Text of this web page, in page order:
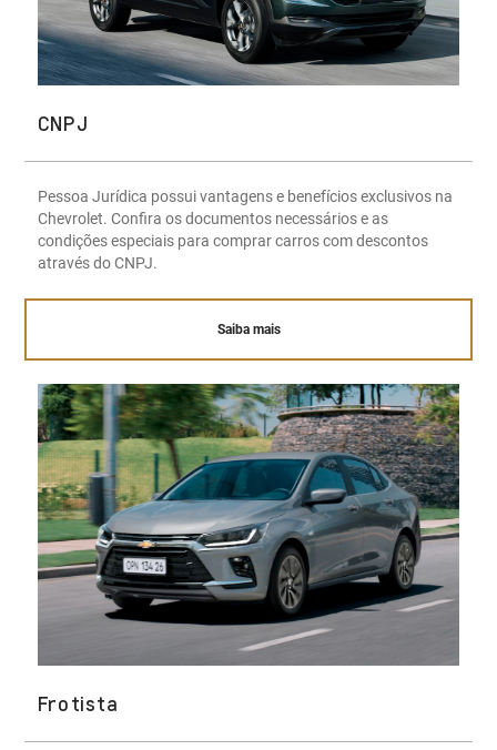
CNPJ
Pessoa Jurídica possui vantagens e benefícios exclusivos na
Chevrolet. Confira os documentos necessários e as
condições especiais para comprar carros com descontos
através do CNPJ.
Saiba mais
Frotista